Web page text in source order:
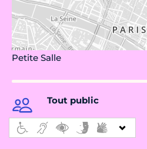
Petite Salle
Tout public